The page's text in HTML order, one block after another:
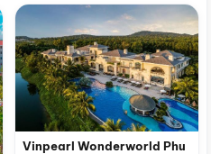
Vinpearl Wonderworld Phu